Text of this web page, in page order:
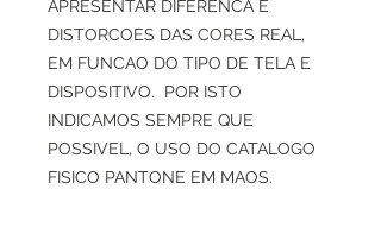
APRESENTAR DIFERENCA E
DISTORCOES DAS CORES REAL,
EM FUNCAO DO TIPO DE TELA E
DISPOSITIVO. POR ISTO
INDICAMOS SEMPRE QUE
POSSIVEL, O USO DO CATALOGO
FISICO PANTONE EM MAOS.